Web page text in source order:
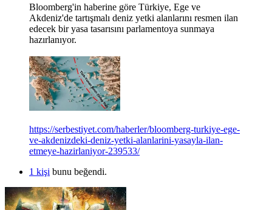
Bloomberg'in haberine göre Türkiye, Ege ve
Akdeniz'de tartışmalı deniz yetki alanlarını resmen ilan
edecek bir yasa tasarısını parlamentoya sunmaya
hazırlanıyor.
https://serbestiyet.com/haberler/bloomberg-turkiye-ege-
ve-akdenizdeki-deniz-yetki-alanlarini-yasayla-ilan-
etmeye-hazirlaniyor-239533/
1 kişi bunu beğendi.